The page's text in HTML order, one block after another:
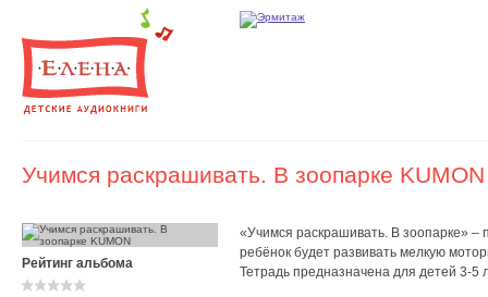
Учимся раскрашивать. В зоопарке KUMON
Рейтинг альбома
«Учимся раскрашивать. В зоопарке»
ребёнок будет развивать мелкую
Тетрадь предназначена для детей 3-5